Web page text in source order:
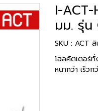
I-ACT-
มม. รุ่น
SKU : ACT
โฮลคัตเตอร์ทั่
หนากว่า เร็ว